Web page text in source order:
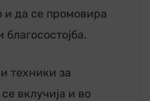
и да се промовира
техники за
вклучија и во